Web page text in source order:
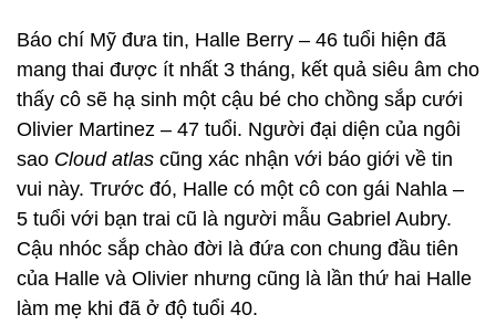
Báo chí Mỹ đưa tin, Halle Berry – 46 tuổi hiện đã
mang thai được ít nhất 3 tháng, kết quả siêu âm cho
thấy cô sẽ hạ sinh một cậu bé cho chồng sắp cưới
Olivier Martinez – 47 tuổi. Người đại diện của ngôi
sao Cloud atlas cũng xác nhận với báo giới về tin
vui này. Trước đó, Halle có một cô con gái Nahla –
5 tuổi với bạn trai cũ là người mẫu Gabriel Aubry.
Cậu nhóc sắp chào đời là đứa con chung đầu tiên
của Halle và Olivier nhưng cũng là lần thứ hai Halle
làm mẹ khi đã ở độ tuổi 40.